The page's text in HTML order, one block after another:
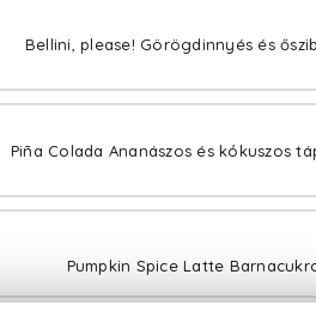
Bellini, please! Görögdinnyés és
Piña Colada Ananászos és kókuszos
Pumpkin Spice Latte